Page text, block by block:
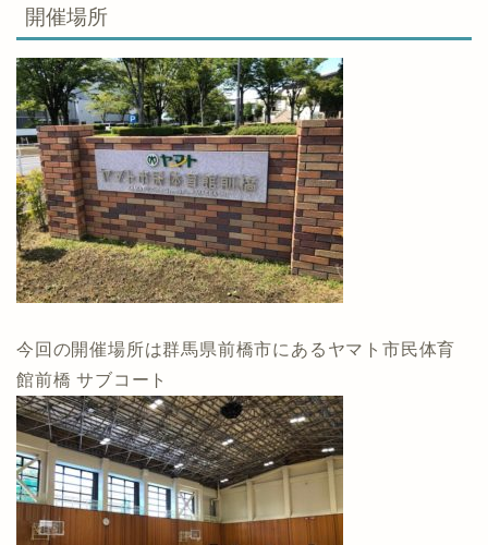
開催場所
今回の開催場所は群馬県前橋市にあるヤマト市民体育
館前橋 サブコート